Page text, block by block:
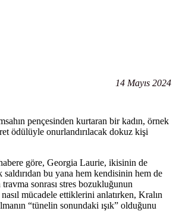
14 Mayıs 2024
pençesinden kurtaran bir kadın, örnek
ödülüyle onurlandırılacak dokuz kişi
göre, Georgia Laurie, ikisinin de
saldırıdan bu yana hem kendisinin hem de
travma sonrası stres bozukluğunun
mücadele ettiklerini anlatırken, Kralın
“tünelin sonundaki ışık” olduğunu